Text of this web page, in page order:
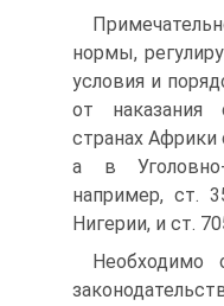
нормы,
условия и
от наказания
странах Африки
а в Уголовно-
например, ст.
Нигерии, и ст.
Необходимо